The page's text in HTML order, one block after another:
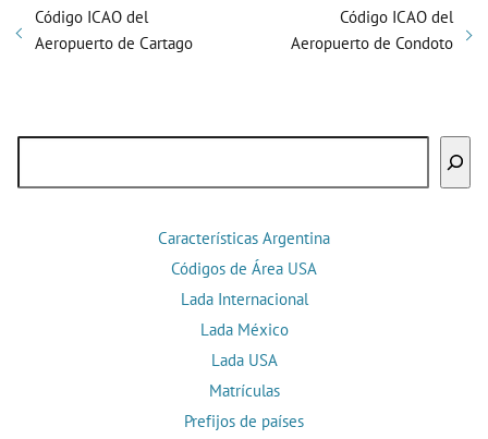
Código ICAO del
Aeropuerto de Cartago
Código ICAO del
Aeropuerto de Condoto
Características Argentina
Códigos de Área USA
Lada Internacional
Lada México
Lada USA
Matrículas
Prefijos de países